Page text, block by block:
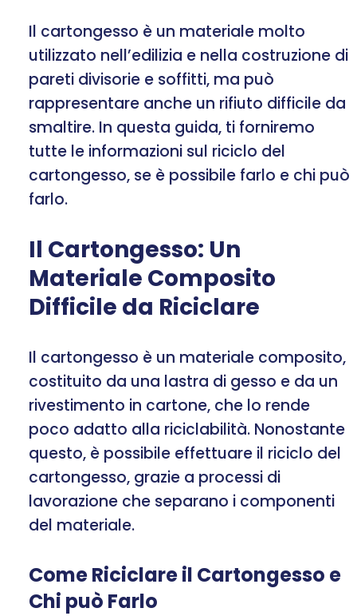
Il cartongesso è un materiale molto
utilizzato nell’edilizia e nella costruzione di
pareti divisorie e soffitti, ma può
rappresentare anche un rifiuto difficile da
smaltire. In questa guida, ti forniremo
tutte le informazioni sul riciclo del
cartongesso, se è possibile farlo e chi può
farlo.
Il Cartongesso: Un
Materiale Composito
Difficile da Riciclare
Il cartongesso è un materiale composito,
costituito da una lastra di gesso e da un
rivestimento in cartone, che lo rende
poco adatto alla riciclabilità. Nonostante
questo, è possibile effettuare il riciclo del
cartongesso, grazie a processi di
lavorazione che separano i componenti
del materiale.
Come Riciclare il Cartongesso e
Chi può Farlo